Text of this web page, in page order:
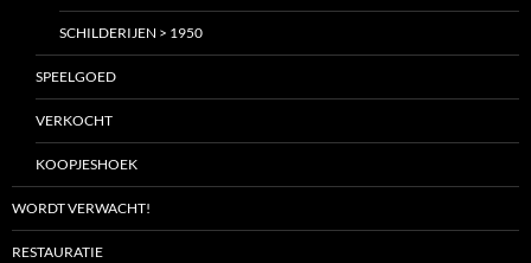
SCHILDERIJEN > 1950
SPEELGOED
VERKOCHT
KOOPJESHOEK
WORDT VERWACHT!
RESTAURATIE